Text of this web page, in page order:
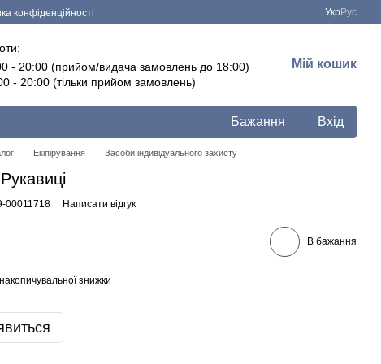
конфіденційності
Укр Рус
- 20:00 (прийом/видача замовлень до 18:00)
- 20:00 (тільки прийом замовлень)
Мій кошик
Бажання Вхід
Екіпірування Засоби індивідуального захисту
00011718 Написати відгук
В бажання
знижки